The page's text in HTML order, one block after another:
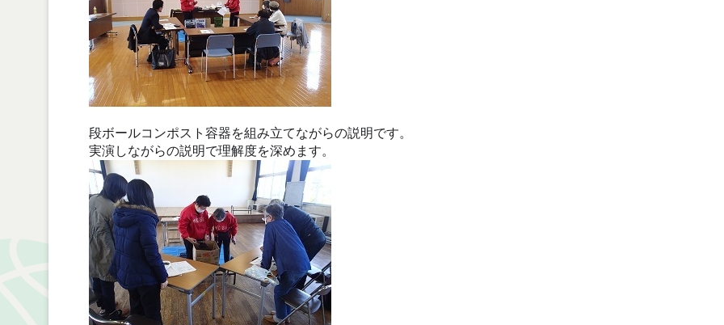
段ボールコンポスト容器を組み立てながらの説明です。
実演しながらの説明で理解度を深めます。